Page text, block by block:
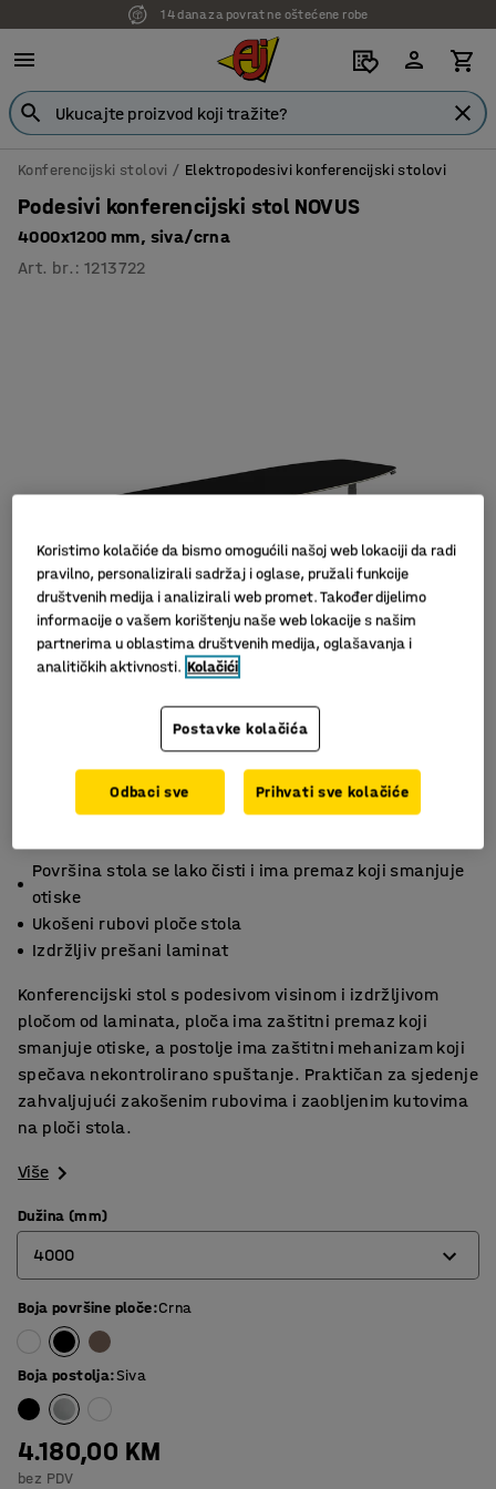
14 dana za povrat ne oštećene robe
Konferencijski stolovi Elektropodesivi konferencijski stolovi
Podesivi konferencijski stol NOVUS
4000x1200 mm, siva/crna
Art. br. :1213722
Površina stola se lako čisti i ima premaz koji smanjuje
otiske
Ukošeni rubovi ploče stola
Izdržljiv prešani laminat
Konferencijski stol s podesivom visinom i izdržljivom
pločom od laminata, ploča ima zaštitni premaz koji
smanjuje otiske, a postolje ima zaštitni mehanizam koji
spečava nekontrolirano spuštanje. Praktičan za sjedenje
zahvaljujući zakošenim rubovima i zaobljenim kutovima
na ploči stola.
Više
Dužina (mm)
4000
2400
3200
4000
Boja površine ploče:Crna
Boja postolja:Siva
4.180,00 KM
bez PDV
Koristimo kolačiće da bismo omogućili našoj web lokaciji da radi
pravilno, personalizirali sadržaj i oglase, pružali funkcije
društvenih medija i analizirali web promet. Također dijelimo
informacije o vašem korištenju naše web lokacije s našim
partnerima u oblastima društvenih medija, oglašavanja i
analitičkih aktivnosti. Kolačići
Postavke kolačića
Odbaci sve Prihvati sve kolačiće